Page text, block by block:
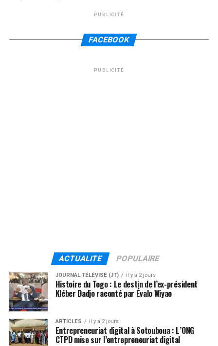
PUBLICITÉ
FACEBOOK
PUBLICITÉ
ACTUALITE POPULAIRE
JOURNAL TÉLÉVISÉ (JT) il y a 2 jours
Histoire du Togo : Le destin de l’ex-président
Kléber Dadjo raconté par Évalo Wiyao
ARTICLES il y a 2 jours
Entrepreneuriat digital à Sotouboua : L’ONG
CTPD mise sur l’entrepreneuriat digital